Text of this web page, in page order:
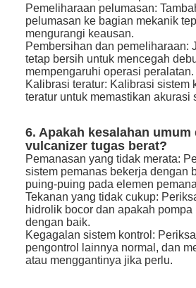
Pemeliharaan pelumasan:
pelumasan ke bagian mekanik
mengurangi keausan.
Pembersihan dan pemeliharaan:
tetap bersih untuk mencegah
mempengaruhi operasi peralatan.
Kalibrasi teratur: Kalibrasi sistem
teratur untuk memastikan akurasi
6. Apakah kesalahan
vulcanizer tugas berat?
Pemanasan yang tidak merata:
sistem pemanas bekerja dengan
puing-puing pada elemen
Tekanan yang tidak cukup:
hidrolik bocor dan apakah
dengan baik.
Kegagalan sistem kontrol:
pengontrol lainnya normal, dan
atau menggantinya jika perlu.